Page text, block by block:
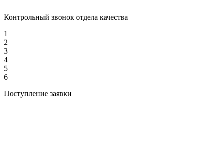
Контрольный звонок отдела качества
1
2
3
4
5
6
Поступление заявки